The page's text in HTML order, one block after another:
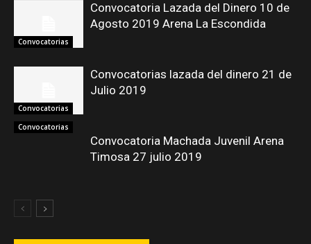
Convocatorias
Convocatoria Lazada del Dinero 10 de
Agosto 2019 Arena La Escondida
Convocatorias
Convocatorias lazada del dinero 21 de
Julio 2019
Convocatorias
Convocatoria Machada Juvenil Arena
Timosa 27 julio 2019